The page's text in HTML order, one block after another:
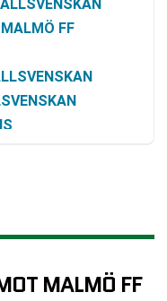
FF
FF
MALMÖ FF